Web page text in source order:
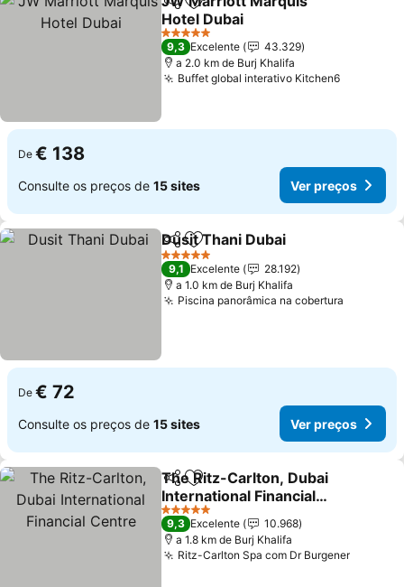
PartilharAdicionar aos favoritos
Hotel Dubai
5 Estrelas
9,3 Excelente
43.329
a 2.0 km de Burj Khalifa
Buffet global interativo Kitchen6
De € 138
Consulte os preços de 15 sites Ver preços
PartilharAdicionar aos favoritos
Dusit Thani Dubai
5 Estrelas
9,1 Excelente
28.192
a 1.0 km de Burj Khalifa
Piscina panorâmica na cobertura
De € 72
Consulte os preços de 15 sites Ver preços
PartilharAdicionar aos favoritos
The Ritz-Carlton, Dubai
International Financial
Centre
5 Estrelas
9,3 Excelente
10.968
a 1.8 km de Burj Khalifa
Ritz-Carlton Spa com Dr Burgener